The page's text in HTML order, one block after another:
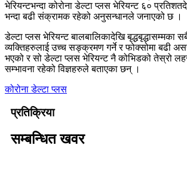
भेरियन्टभन्दा कोरोना डेल्टा प्लस भेरियन्ट ६०
भन्दा बढी संक्रामक रहेको अनुसन्धानले जनाएको छ ।
डेल्टा प्लस भेरियन्ट बालबालिकादेखि बृद्धबृद्धासम्मका
व्यक्तिहरुलाई उच्च सङ्क्रमण गर्ने र फोक्सोमा बढी
भएको र सो डेल्टा प्लस भेरियन्ट नै कोभिडको तेस्रो
सम्भावना रहेको विज्ञहरुले बताएका छन् ।
कोरोनाडेल्टा प्लस
प्रतिक्रिया
सम्बन्धित खवर